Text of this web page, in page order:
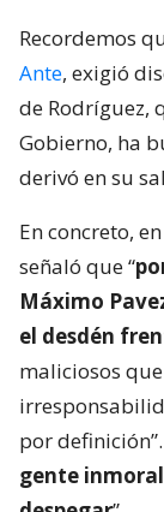
Recordemos
Ante, exigió
de Rodríguez,
Gobierno, ha
derivó en su
En concreto,
señaló que “
Máximo
el desdén
maliciosos
por
gente